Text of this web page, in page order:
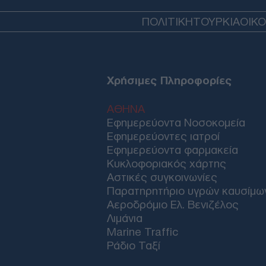
ΠΟΛΙΤΙΚΗΤΟΥΡΚΙΑ
Χρήσιμες Πληροφορίες
ΑΘΗΝΑ
Εφημερεύοντα Νοσοκομεία
Εφημερεύοντες ιατροί
Εφημερεύοντα φαρμακεία
Κυκλοφοριακός χάρτης
Αστικές συγκοινωνίες
Παρατηρητήριο υγρών
Αεροδρόμιο Ελ. Βενιζέλος
Λιμάνια
Marine Traffic
Ράδιο Ταξί